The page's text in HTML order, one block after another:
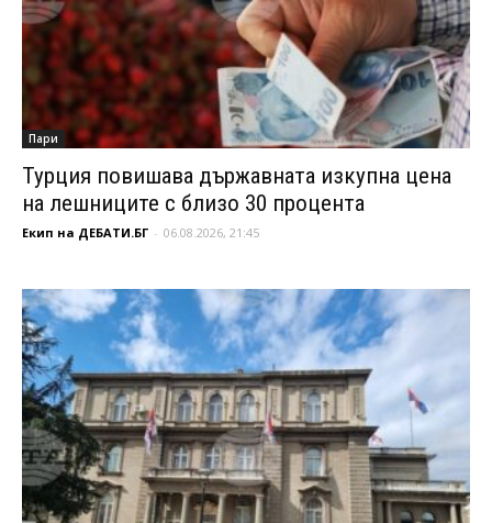
Пари
Турция повишава държавната изкупна цена
на лешниците с близо 30 процента
Екип на ДЕБАТИ.БГ - 06.08.2026, 21:45